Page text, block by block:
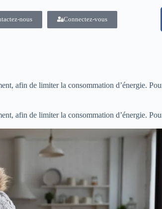
nous Connectez-vous
afin de limiter la consommation d’énergie.
afin de limiter la consommation d’énergie.